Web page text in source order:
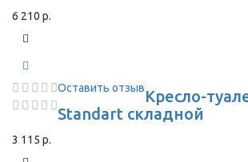
6 210 р.
Оставить отзывКресло-
Standart складной
3 115 р.